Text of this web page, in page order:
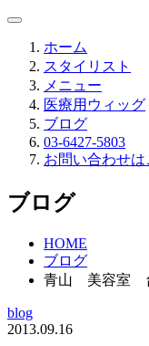
ホーム
スタイリスト
メニュー
医療用ウィッグ
ブログ
03-6427-5803
お問い合わせは
ブログ
HOME
ブログ
青山 美容室 台
blog
2013.09.16